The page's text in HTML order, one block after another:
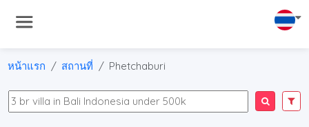
หน้าแรก สถานที่ Phetchaburi